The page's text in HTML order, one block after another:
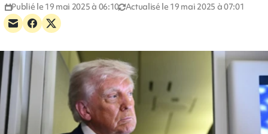
Publié le 19 mai 2025 à 06:10 Actualisé le 19 mai 2025 à 07:01